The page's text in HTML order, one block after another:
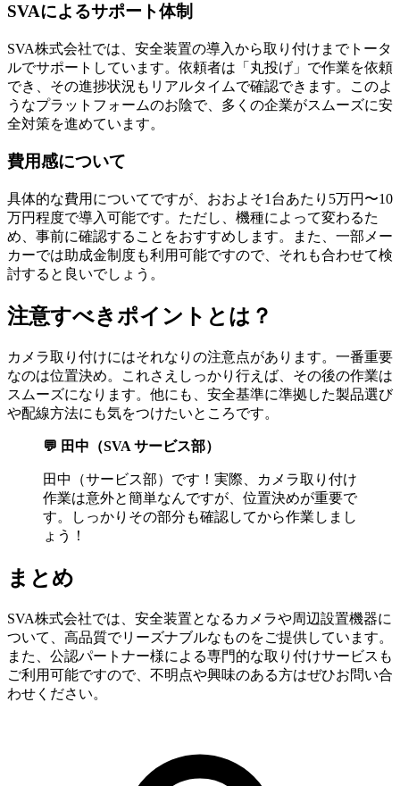
SVAによるサポート体制
SVA株式会社では、安全装置の導入から取り付けまでトータ
ルでサポートしています。依頼者は「丸投げ」で作業を依頼
でき、その進捗状況もリアルタイムで確認できます。このよ
うなプラットフォームのお陰で、多くの企業がスムーズに安
全対策を進めています。
費用感について
具体的な費用についてですが、おおよそ1台あたり5万円〜10
万円程度で導入可能です。ただし、機種によって変わるた
め、事前に確認することをおすすめします。また、一部メー
カーでは助成金制度も利用可能ですので、それも合わせて検
討すると良いでしょう。
注意すべきポイントとは？
カメラ取り付けにはそれなりの注意点があります。一番重要
なのは位置決め。これさえしっかり行えば、その後の作業は
スムーズになります。他にも、安全基準に準拠した製品選び
や配線方法にも気をつけたいところです。
💬 田中（SVA サービス部）
田中（サービス部）です！実際、カメラ取り付け
作業は意外と簡単なんですが、位置決めが重要で
す。しっかりその部分も確認してから作業しまし
ょう！
まとめ
SVA株式会社では、安全装置となるカメラや周辺設置機器に
ついて、高品質でリーズナブルなものをご提供しています。
また、公認パートナー様による専門的な取り付けサービスも
ご利用可能ですので、不明点や興味のある方はぜひお問い合
わせください。